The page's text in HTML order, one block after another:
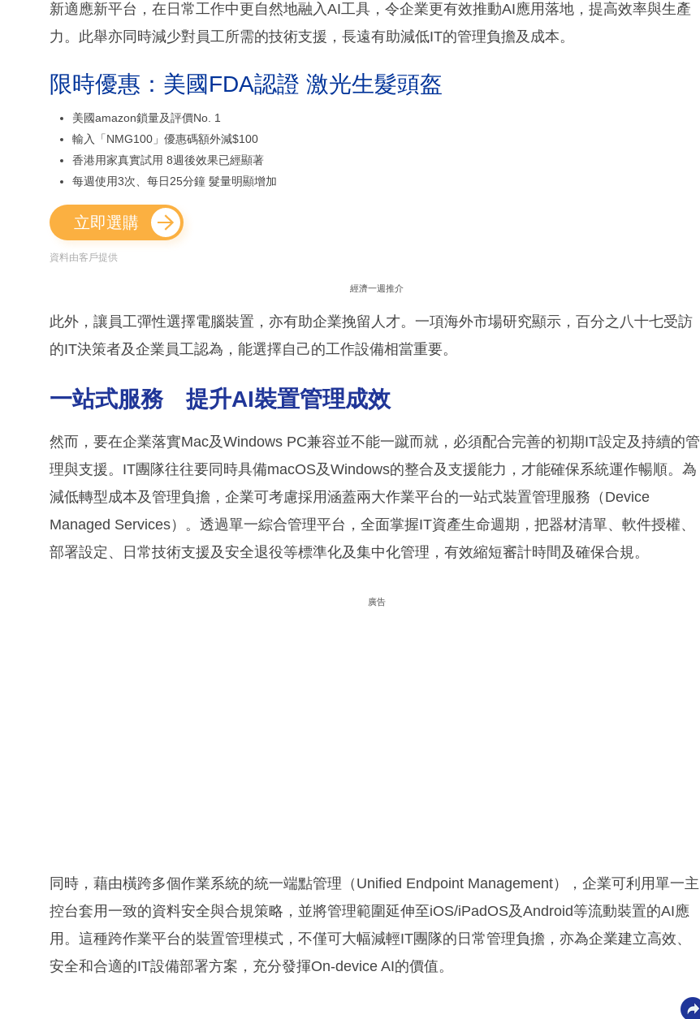
新適應新平台，在日常工作中更自然地融入AI工具，令企業更有效推動AI應用落地，提高效率與生產
力。此舉亦同時減少對員工所需的技術支援，長遠有助減低IT的管理負擔及成本。
限時優惠：美國FDA認證 激光生髮頭盔
美國amazon鎖量及評價No. 1
輸入「NMG100」優惠碼額外減$100
香港用家真實試用 8週後效果已經顯著
每週使用3次、每日25分鐘 髮量明顯增加
立即選購
資料由客戶提供
經濟一週推介
此外，讓員工彈性選擇電腦裝置，亦有助企業挽留人才。一項海外市場研究顯示，百分之八十七受訪
的IT決策者及企業員工認為，能選擇自己的工作設備相當重要。
一站式服務 提升AI裝置管理成效
然而，要在企業落實Mac及Windows PC兼容並不能一蹴而就，必須配合完善的初期IT設定及持續的管
理與支援。IT團隊往往要同時具備macOS及Windows的整合及支援能力，才能確保系統運作暢順。為
減低轉型成本及管理負擔，企業可考慮採用涵蓋兩大作業平台的一站式裝置管理服務（Device
Managed Services）。透過單一綜合管理平台，全面掌握IT資產生命週期，把器材清單、軟件授權、
部署設定、日常技術支援及安全退役等標準化及集中化管理，有效縮短審計時間及確保合規。
廣告
同時，藉由橫跨多個作業系統的統一端點管理（Unified Endpoint Management），企業可利用單一主
控台套用一致的資料安全與合規策略，並將管理範圍延伸至iOS/iPadOS及Android等流動裝置的AI應
用。這種跨作業平台的裝置管理模式，不僅可大幅減輕IT團隊的日常管理負擔，亦為企業建立高效、
安全和合適的IT設備部署方案，充分發揮On-device AI的價值。